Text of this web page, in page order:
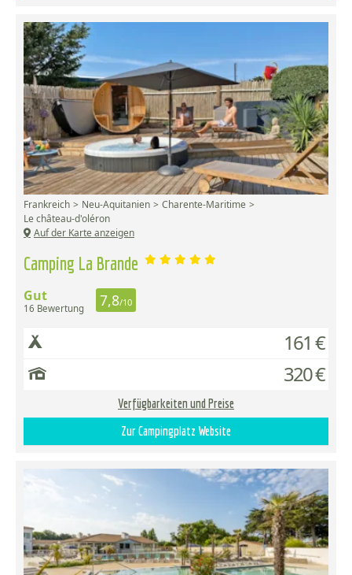
Camping La Brande
Frankreich Neu-Aquitanien
Charente-Maritime
Le château-d'oléron
Auf der Karte anzeigen
Gut
16 Bewertung 7,8/10
161 €
320 €
Verfügbarkeiten und Preise
Zur Campingplatz Website